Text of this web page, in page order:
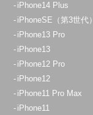
iPhone14 Plus
iPhoneSE（第3世代）
iPhone13 Pro
iPhone13
iPhone12 Pro
iPhone12
iPhone11 Pro Max
iPhone11